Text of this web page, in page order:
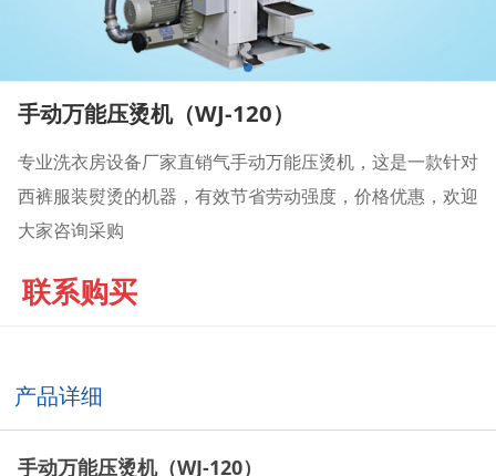
手动万能压烫机（WJ-120）
专业洗衣房设备厂家直销气手动万能压烫机，这是一款针对
西裤服装熨烫的机器，有效节省劳动强度，价格优惠，欢迎
大家咨询采购
联系购买
产品详细
手动万能压烫机（WJ-120）